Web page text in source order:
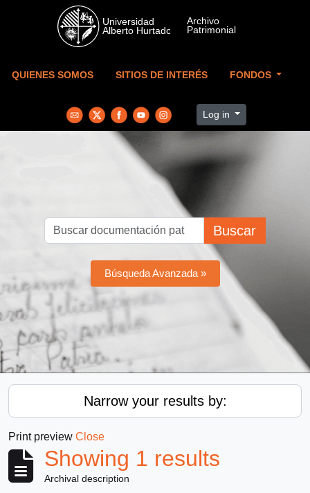
Skip to main content
QUIENES SOMOS SITIOS DE INTERÉS FONDOS
Log in
Buscar
Búsqueda Avanzada »
Narrow your results by:
Print preview Close
Showing 1 results
Archival description